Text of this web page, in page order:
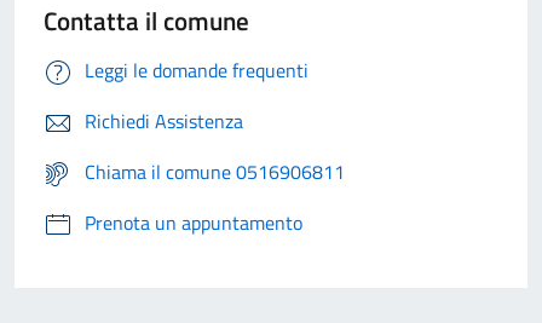
Contatta il comune
Leggi le domande frequenti
Richiedi Assistenza
Chiama il comune 0516906811
Prenota un appuntamento